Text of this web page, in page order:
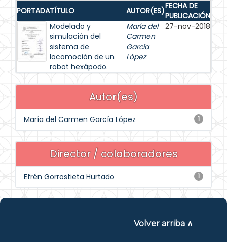
PORTADATÍTULO AUTOR(ES)FECHA DE
PUBLICACIÓN
Modelado y
simulación del
sistema de
locomoción de un
robot hexápodo.
María del
Carmen
García
López
27-nov-2018
Autor(es)
1
María del Carmen García López
Director / colaboradores
1
Efrén Gorrostieta Hurtado
Volver arriba ∧